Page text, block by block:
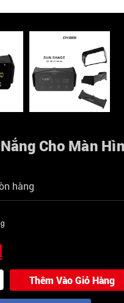
Cho Màn
hàng
Thêm Vào Giỏ Hàng